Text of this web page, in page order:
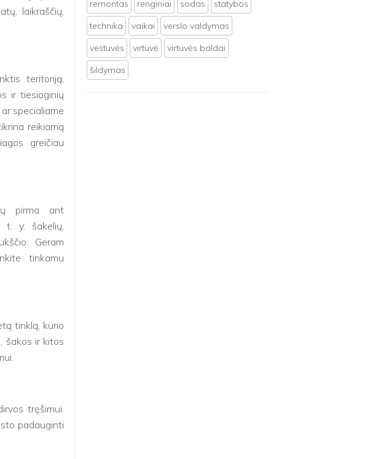
laikraščių,
teritoriją,
ir tiesioginių
specialiame
reikiamą
greičiau
pirma ant
t. y. šakelių,
Geram
tinkamu
tinklą, kurio
šakos ir kitos
tręšimui.
padauginti
remontas
renginiai sodas
statybos
technika
vaikai
verslo valdymas
vestuvės
virtuvė
virtuvės baldai
šildymas